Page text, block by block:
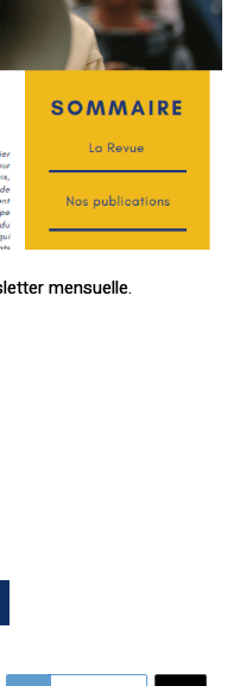
mensuelle.